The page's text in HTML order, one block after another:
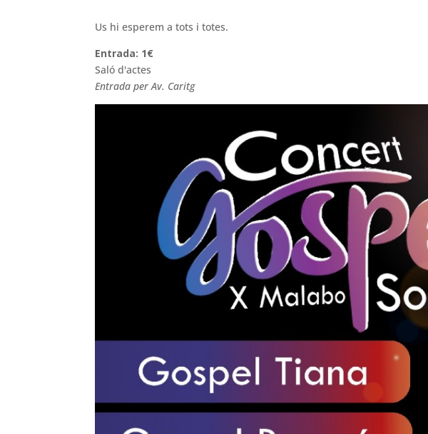
Us hi esperem a tots i totes.
Entrada: 1€
Saló d'actes
Entrada per Av. Caritg